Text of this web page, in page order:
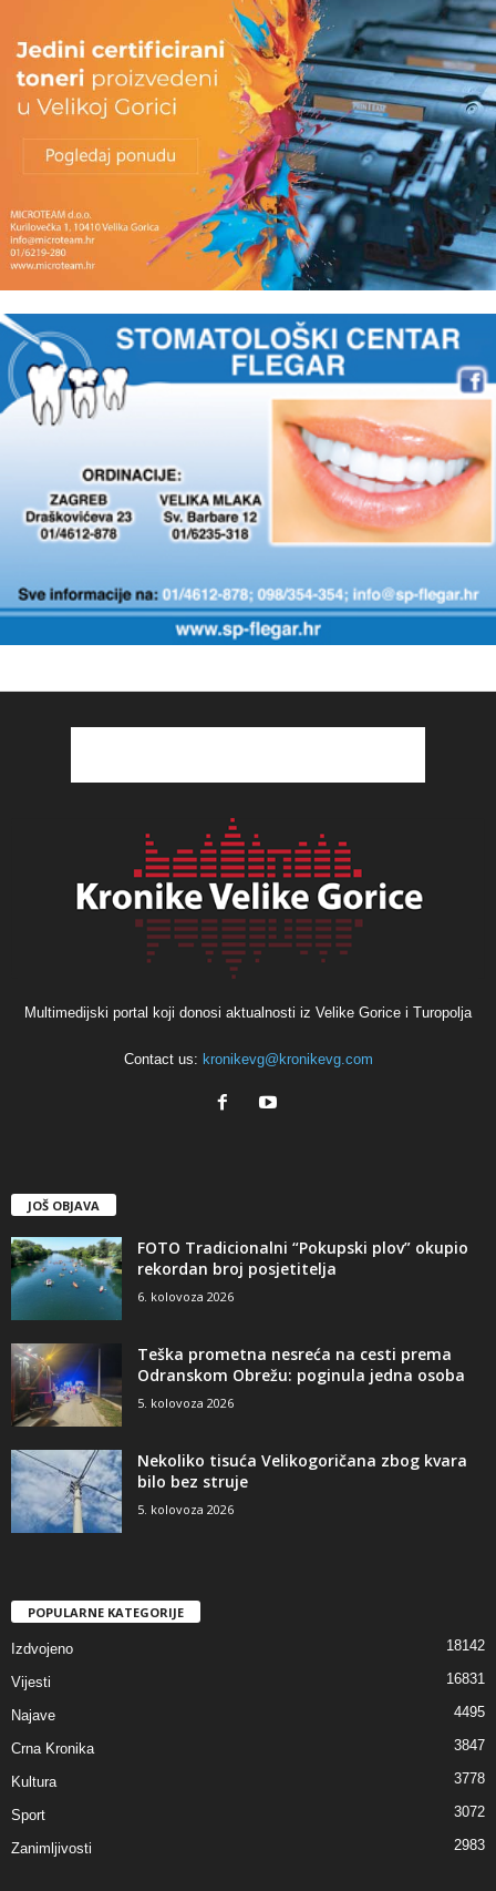
Multimedijski portal koji donosi aktualnosti iz Velike Gorice i Turopolja
Contact us: kronikevg@kronikevg.com
JOŠ OBJAVA
FOTO Tradicionalni “Pokupski plov” okupio
rekordan broj posjetitelja
6. kolovoza 2026
Teška prometna nesreća na cesti prema
Odranskom Obrežu: poginula jedna osoba
5. kolovoza 2026
Nekoliko tisuća Velikogoričana zbog kvara
bilo bez struje
5. kolovoza 2026
POPULARNE KATEGORIJE
Izdvojeno 18142
Vijesti 16831
Najave 4495
Crna Kronika 3847
Kultura 3778
Sport 3072
Zanimljivosti 2983